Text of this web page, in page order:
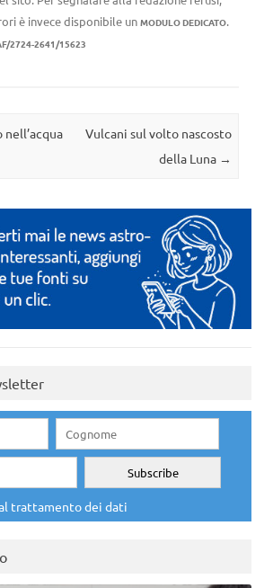
è invece disponibile un MODULO DEDICATO.
2724-2641/15623
nell’acqua
Vulcani sul volto nascosto
della Luna →
trattamento dei dati